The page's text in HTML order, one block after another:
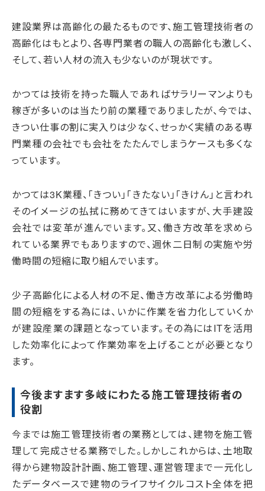
建設業界は高齢化の最たるものです、施工管理技術者の
高齢化はもとより、各専門業者の職人の高齢化も激しく、
そして、若い人材の流入も少ないのが現状です。
かつては技術を持った職人であればサラリーマンよりも
稼ぎが多いのは当たり前の業種でありましたが、今では、
きつい仕事の割に実入りは少なく、せっかく実績のある専
門業種の会社でも会社をたたんでしまうケースも多くな
っています。
かつては3K業種、「きつい」「きたない」「きけん」と言われ
そのイメージの払拭に務めてきてはいますが、大手建設
会社では変革が進んでいます。又、働き方改革を求めら
れている業界でもありますので、週休二日制の実施や労
働時間の短縮に取り組んでいます。
少子高齢化による人材の不足、働き方改革による労働時
間の短縮をする為には、いかに作業を省力化していくか
が建設産業の課題となっています。その為にはITを活用
した効率化によって作業効率を上げることが必要となり
ます。
今後ますます多岐にわたる施工管理技術者の
役割
今までは施工管理技術者の業務としては、建物を施工管
理して完成させる業務でした。しかしこれからは、土地取
得から建物設計計画、施工管理、運営管理まで一元化し
たデータベースで建物のライフサイクルコスト全体を把